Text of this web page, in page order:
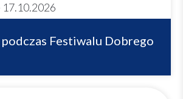
17.10.2026
Festiwalu Dobrego